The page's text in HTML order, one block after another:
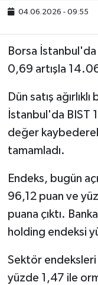
04.06.2026 - 09:55
Borsa
0,69 artışla
Dün satış
İstanbul'da BIST
değer
tamamladı.
Endeks, bugün
96,12 puan ve
puana çıktı.
holding endeksi
Sektör endeksleri
yüzde 1,47 ile
Kiripto Para
Gizlilik
Hakkımızda
İletişim